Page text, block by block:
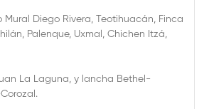
Mural Diego Rivera, Teotihuacán, Finca
Palenque, Uxmal, Chichen Itzá,
La Laguna, y lancha Bethel-